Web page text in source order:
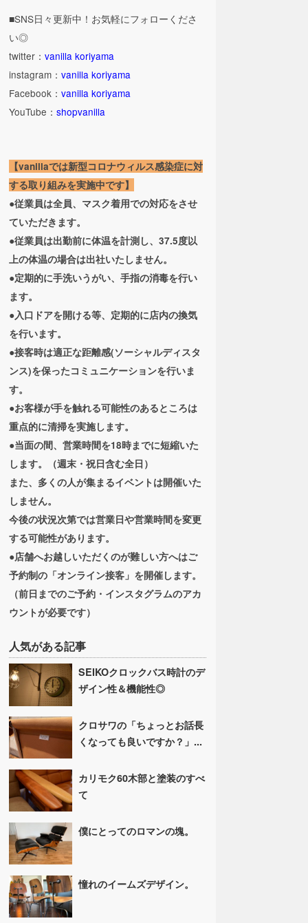
■SNS日々更新中！お気軽にフォローくださ
い◎
twitter：vanilla koriyama
instagram：vanilla koriyama
Facebook：vanilla koriyama
YouTube：shopvanilla
【vanillaでは新型コロナウィルス感染症に対
する取り組みを実施中です】
●従業員は全員、マスク着用での対応をさせ
ていただきます。
●従業員は出勤前に体温を計測し、37.5度以
上の体温の場合は出社いたしません。
●定期的に手洗いうがい、手指の消毒を行い
ます。
●入口ドアを開ける等、定期的に店内の換気
を行います。
●接客時は適正な距離感(ソーシャルディスタ
ンス)を保ったコミュニケーションを行いま
す。
●お客様が手を触れる可能性のあるところは
重点的に清掃を実施します。
●当面の間、営業時間を18時までに短縮いた
します。（週末・祝日含む全日）
また、多くの人が集まるイベントは開催いた
しません。
今後の状況次第では営業日や営業時間を変更
する可能性があります。
●店舗へお越しいただくのが難しい方へはご
予約制の「オンライン接客」を開催します。
（前日までのご予約・インスタグラムのアカ
ウントが必要です）
人気がある記事
SEIKOクロックバス時計のデ
ザイン性＆機能性◎
クロサワの「ちょっとお話長
くなっても良いですか？」...
カリモク60木部と塗装のすべ
て
僕にとってのロマンの塊。
憧れのイームズデザイン。